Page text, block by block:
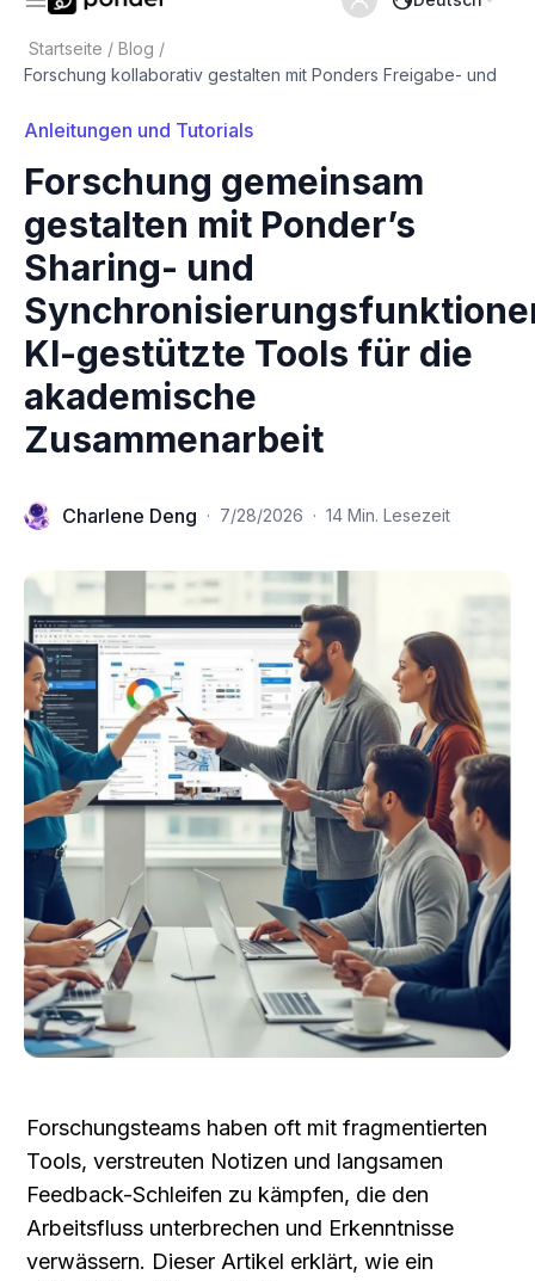
Startseite / Blog /
Forschung kollaborativ gestalten mit Ponders Freigabe- und
Anleitungen und Tutorials
Forschung gemeinsam
gestalten mit Ponder’s
Sharing- und
KI-gestützte Tools für die
akademische
Zusammenarbeit
Charlene Deng · 7/28/2026 · 14 Min. Lesezeit
Forschungsteams haben oft mit fragmentierten
Tools, verstreuten Notizen und langsamen
Feedback-Schleifen zu kämpfen, die den
Arbeitsfluss unterbrechen und Erkenntnisse
verwässern. Dieser Artikel erklärt, wie ein